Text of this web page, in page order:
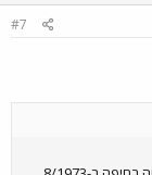
#7